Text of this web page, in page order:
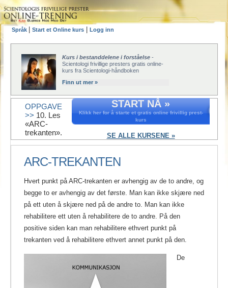
Språk Start et Online kurs Logg inn
Kurs i bestanddelene i forståelse -
Scientologi frivillige presters gratis online-
kurs fra Scientologi-håndboken
Finn ut mer »
START NÅ »
Klikk her for å starte et gratis online frivillig prest-
kurs
SE ALLE KURSENE »
OPPGAVE
>> 10. Les
«ARC-
trekanten».
ARC-TREKANTEN
Hvert punkt på ARC-trekanten er avhengig av de to andre, og
begge to er avhengig av det første. Man kan ikke skjære ned
på ett uten å skjære ned på de andre to. Man kan ikke
rehabilitere ett uten å rehabilitere de to andre. På den
positive siden kan man rehabilitere ethvert punkt på
trekanten ved å rehabilitere ethvert annet punkt på den.
De